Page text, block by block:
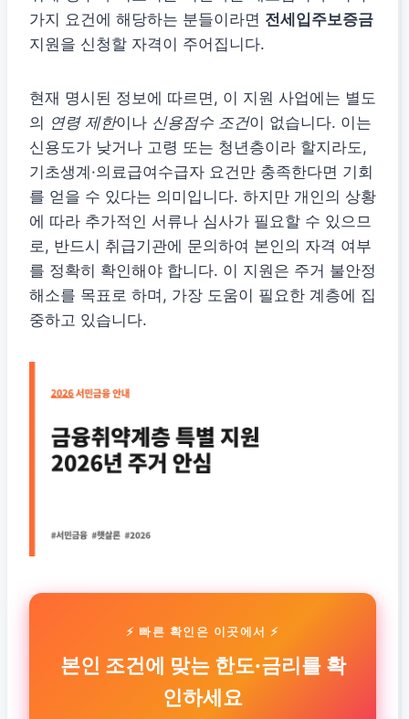
가지 요건에 해당하는 분들이라면 전세입주보증금
지원을 신청할 자격이 주어집니다.
현재 명시된 정보에 따르면, 이 지원 사업에는 별도
의 연령 제한이나 신용점수 조건이 없습니다. 이는
신용도가 낮거나 고령 또는 청년층이라 할지라도,
기초생계·의료급여수급자 요건만 충족한다면 기회
를 얻을 수 있다는 의미입니다. 하지만 개인의 상황
에 따라 추가적인 서류나 심사가 필요할 수 있으므
로, 반드시 취급기관에 문의하여 본인의 자격 여부
를 정확히 확인해야 합니다. 이 지원은 주거 불안정
해소를 목표로 하며, 가장 도움이 필요한 계층에 집
중하고 있습니다.
⚡ 빠른 확인은 이곳에서 ⚡
본인 조건에 맞는 한도·금리를 확
인하세요